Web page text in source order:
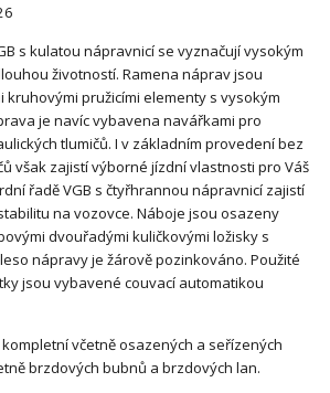
s kulatou nápravnicí se vyznačují vysokým
životností. Ramena náprav jsou
pružicími elementy s vysokým
je navíc vybavena navářkami pro
tlumičů. I v základním provedení bez
však zajistí výborné jízdní vlastnosti pro Váš
řadě VGB s čtyřhrannou nápravnicí zajistí
na vozovce. Náboje jsou osazeny
dvouřadými kuličkovými ložisky s
nápravy je žárově pozinkováno. Použité
jsou vybavené couvací automatikou
včetně osazených a seřízených
brzdových bubnů a brzdových lan.